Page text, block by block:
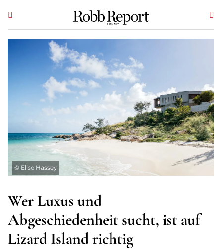
© Elise Hassey
Wer Luxus und
Abgeschiedenheit sucht, ist auf
Lizard Island richtig